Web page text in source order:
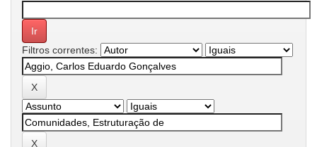
Filtros correntes: